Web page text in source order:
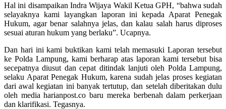
Hal ini disampaikan Indra Wijaya Wakil Ketua GPH, “bahwa sudah
selayaknya kami layangkan laporan ini kepada Aparat Penegak
Hukum, agar benar salahnya jelas, dan kalau salah harus diproses
sesuai aturan hukum yang berlaku”. Ucapnya.
Dan hari ini kami buktikan kami telah memasuki Laporan tersebut
ke Polda Lampung, kami berharap atas laporan kami tersebut bisa
secepatnya diusut dan cepat ditindak lanjuti oleh Polda Lampung,
selaku Aparat Penegak Hukum, karena sudah jelas proses kegiatan
dari awal kegiatan ini banyak tertutup, dan setelah diberitakan dulu
oleh media harianpost.co baru mereka berbenah dalam perkerjaan
dan klarifikasi. Tegasnya.